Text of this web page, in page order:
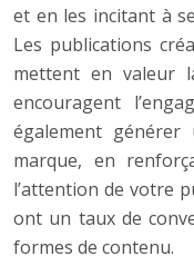
et en les incitant à
Les publications
mettent en valeur
encouragent
également
marque, en
l’attention de votre
ont un taux de
formes de contenu.